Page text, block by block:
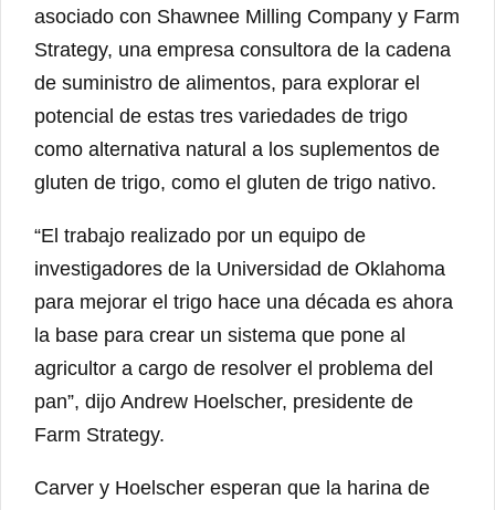
asociado con Shawnee Milling Company y Farm
Strategy, una empresa consultora de la cadena
de suministro de alimentos, para explorar el
potencial de estas tres variedades de trigo
como alternativa natural a los suplementos de
gluten de trigo, como el gluten de trigo nativo.
“El trabajo realizado por un equipo de
investigadores de la Universidad de Oklahoma
para mejorar el trigo hace una década es ahora
la base para crear un sistema que pone al
agricultor a cargo de resolver el problema del
pan”, dijo Andrew Hoelscher, presidente de
Farm Strategy.
Carver y Hoelscher esperan que la harina de